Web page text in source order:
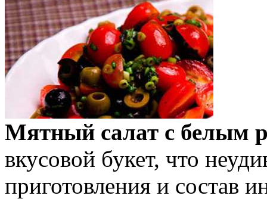
Мятный салат с белым
вкусовой букет, что
приготовления и состав